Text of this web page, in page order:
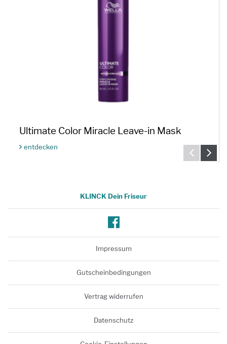
Ultimate Color Miracle Leave-in Mask
entdecken
KLINCK Dein Friseur
Impressum
Gutscheinbedingungen
Vertrag widerrufen
Datenschutz